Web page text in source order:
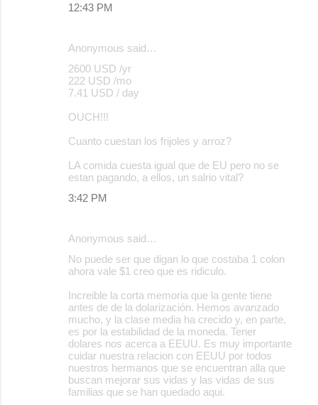
12:43 PM
Anonymous said…
2600 USD /yr
222 USD /mo
7.41 USD / day
OUCH!!!
Cuanto cuestan los frijoles y arroz?
LA comida cuesta igual que de EU pero no se
estan pagando, a ellos, un salrio vital?
3:42 PM
Anonymous said…
No puede ser que digan lo que costaba 1 colon
ahora vale $1 creo que es ridiculo.
Increible la corta memoria que la gente tiene
antes de de la dolarización. Hemos avanzado
mucho, y la clase media ha crecido y, en parte,
es por la estabilidad de la moneda. Tener
dolares nos acerca a EEUU. Es muy importante
cuidar nuestra relacion con EEUU por todos
nuestros hermanos que se encuentran alla que
buscan mejorar sus vidas y las vidas de sus
familias que se han quedado aqui.